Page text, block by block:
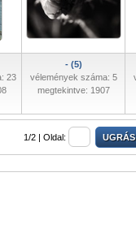
23
- (5)
vélemények száma: 5
megtekintve: 1907
1/2 | Oldal: